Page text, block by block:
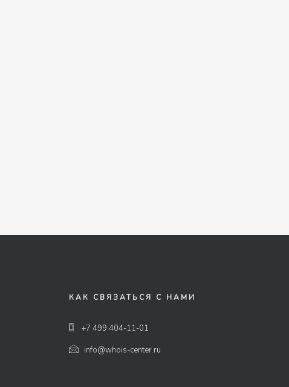
КАК СВЯЗАТЬСЯ С НАМИ
+7 499 404-11-01
info@whois-center.ru